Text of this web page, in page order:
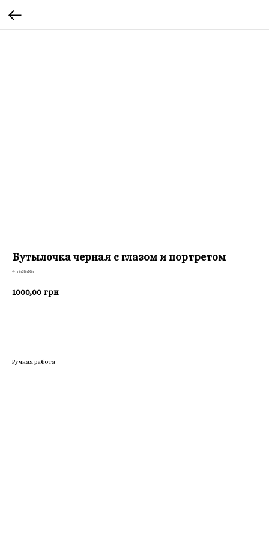
Бутылочка черная с глазом и портретом
4563686
1000,00 грн
Ручная работа